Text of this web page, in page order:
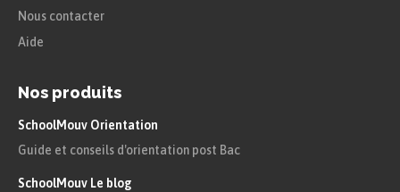
Nous contacter
Aide
Nos produits
SchoolMouv Orientation
Guide et conseils d'orientation post Bac
SchoolMouv Le blog